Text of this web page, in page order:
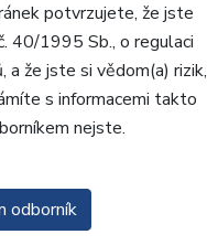
frontální H
estetické pryskyřičné
speciální pryskyřice
potvrzujete, že jste
40/1995 Sb., o regulaci
a že jste si vědom(a) rizik,
s informacemi takto
nejste.
odborník